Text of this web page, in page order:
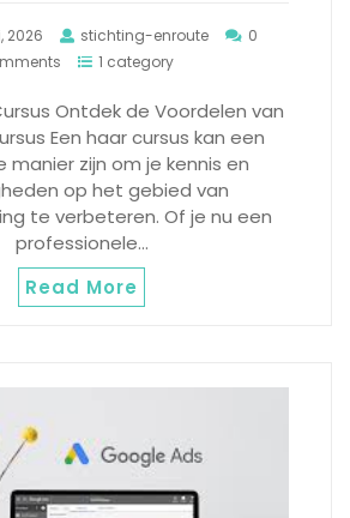
2026 stichting-enroute
0
1 category
Ontdek de Voordelen van
Een haar cursus kan een
manier zijn om je kennis en
op het gebied van
te verbeteren. Of je nu een
professionele…
Read More